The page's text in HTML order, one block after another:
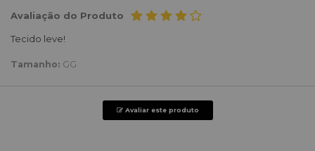
Avaliação do Produto
Tecido leve!
Tamanho: GG
Avaliar este produto